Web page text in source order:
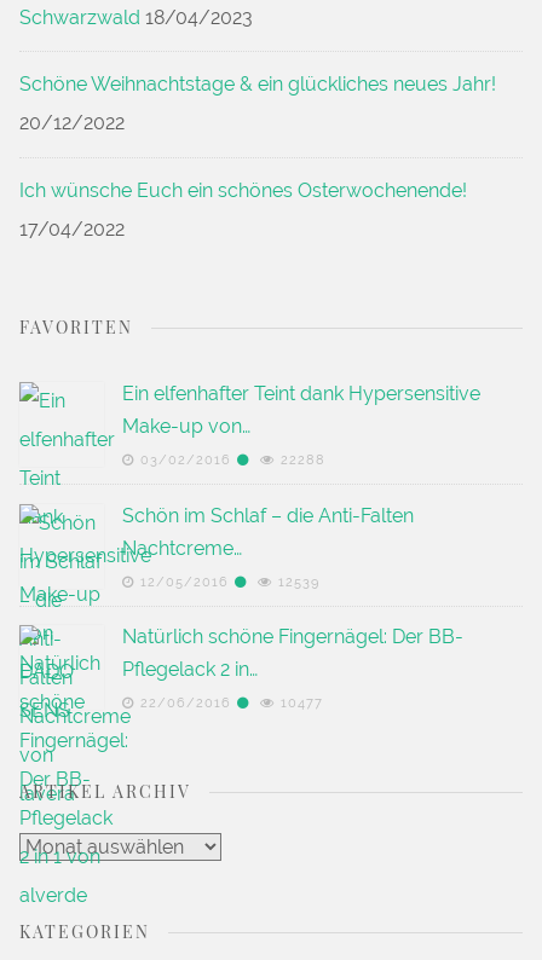
Schwarzwald 18/04/2023
Schöne Weihnachtstage & ein glückliches neues Jahr!
20/12/2022
Ich wünsche Euch ein schönes Osterwochenende!
17/04/2022
FAVORITEN
Ein elfenhafter Teint dank Hypersensitive
Make-up von…
03/02/2016 22288
Schön im Schlaf – die Anti-Falten
Nachtcreme…
12/05/2016 12539
Natürlich schöne Fingernägel: Der BB-
Pflegelack 2 in…
22/06/2016 10477
ARTIKEL ARCHIV
Artikel
Archiv
KATEGORIEN